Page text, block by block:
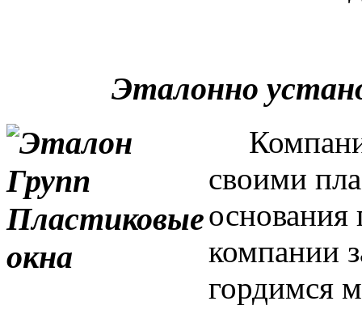
Эталонно
своими
основания
компании
гордимся